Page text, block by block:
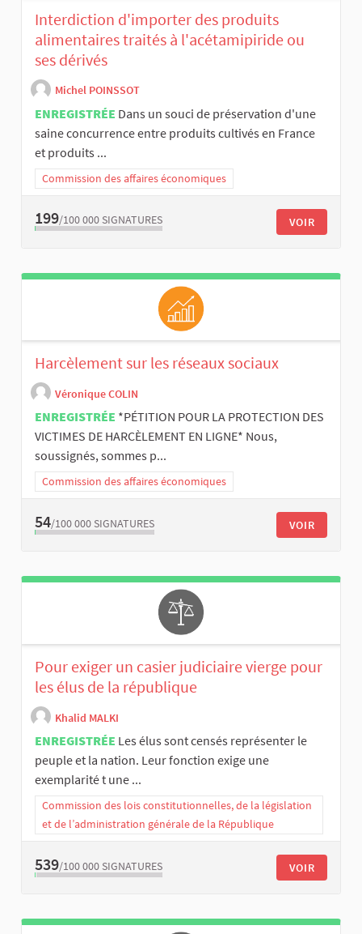
Interdiction d'importer des produits
alimentaires traités à l'acétamipiride ou
ses dérivés
Michel POINSSOT
ENREGISTRÉE Dans un souci de préservation d'une
saine concurrence entre produits cultivés en France
et produits ...
Commission des affaires économiques
199/100 000 SIGNATURES VOIR
Harcèlement sur les réseaux sociaux
Véronique COLIN
ENREGISTRÉE *PÉTITION POUR LA PROTECTION DES
VICTIMES DE HARCÈLEMENT EN LIGNE* Nous,
soussignés, sommes p...
Commission des affaires économiques
54/100 000 SIGNATURES VOIR
Pour exiger un casier judiciaire vierge pour
les élus de la république
Khalid MALKI
ENREGISTRÉE Les élus sont censés représenter le
peuple et la nation. Leur fonction exige une
exemplarité t une ...
Commission des lois constitutionnelles, de la législation
et de l’administration générale de la République
539/100 000 SIGNATURES VOIR